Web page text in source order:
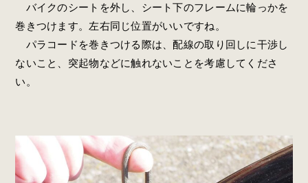
バイクのシートを外し、シート下のフレームに輪っかを
巻きつけます。左右同じ位置がいいですね。
パラコードを巻きつける際は、配線の取り回しに干渉し
ないこと、突起物などに触れないことを考慮してくださ
い。